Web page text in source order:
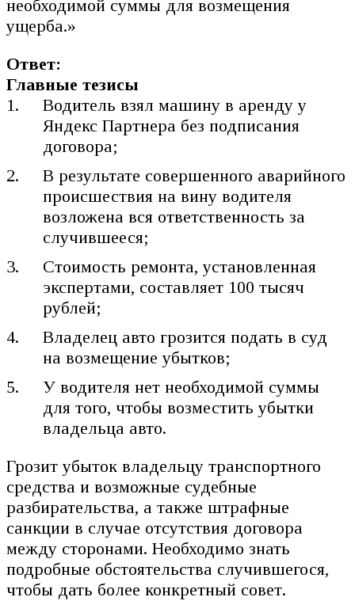
необходимой суммы для возмещения
ущерба.»
Ответ:
Главные тезисы
Водитель взял машину в аренду у
Яндекс Партнера без подписания
договора;
В результате совершенного аварийного
происшествия на вину водителя
возложена вся ответственность за
случившееся;
Стоимость ремонта, установленная
экспертами, составляет 100 тысяч
рублей;
Владелец авто грозится подать в суд
на возмещение убытков;
У водителя нет необходимой суммы
для того, чтобы возместить убытки
владельца авто.
Грозит убыток владельцу транспортного
средства и возможные судебные
разбирательства, а также штрафные
санкции в случае отсутствия договора
между сторонами. Необходимо знать
подробные обстоятельства случившегося,
чтобы дать более конкретный совет.